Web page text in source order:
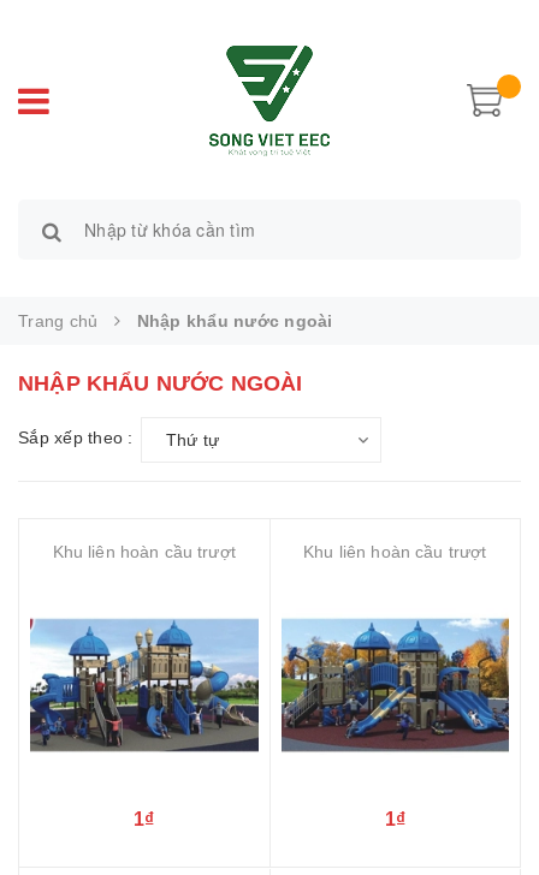
Trang chủ Nhập khẩu nước ngoài
NHẬP KHẨU NƯỚC NGOÀI
Sắp xếp theo : Thứ tự
Khu liên hoàn cầu trượt
1₫
Khu liên hoàn cầu trượt
1₫